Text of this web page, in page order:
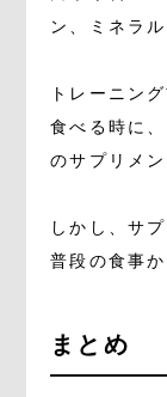
ン、ミネラ
トレーニン
食べる時に
のサプリメ
しかし、サ
普段の食事
まとめ